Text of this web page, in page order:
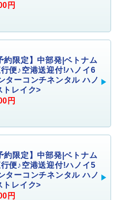
円
約限定】中部発|ベトナム
便♪空港送迎付!ハノイ6
ターコンチネンタル ハノ
トレイク>
円
約限定】中部発|ベトナム
便♪空港送迎付!ハノイ5
ターコンチネンタル ハノ
トレイク>
円